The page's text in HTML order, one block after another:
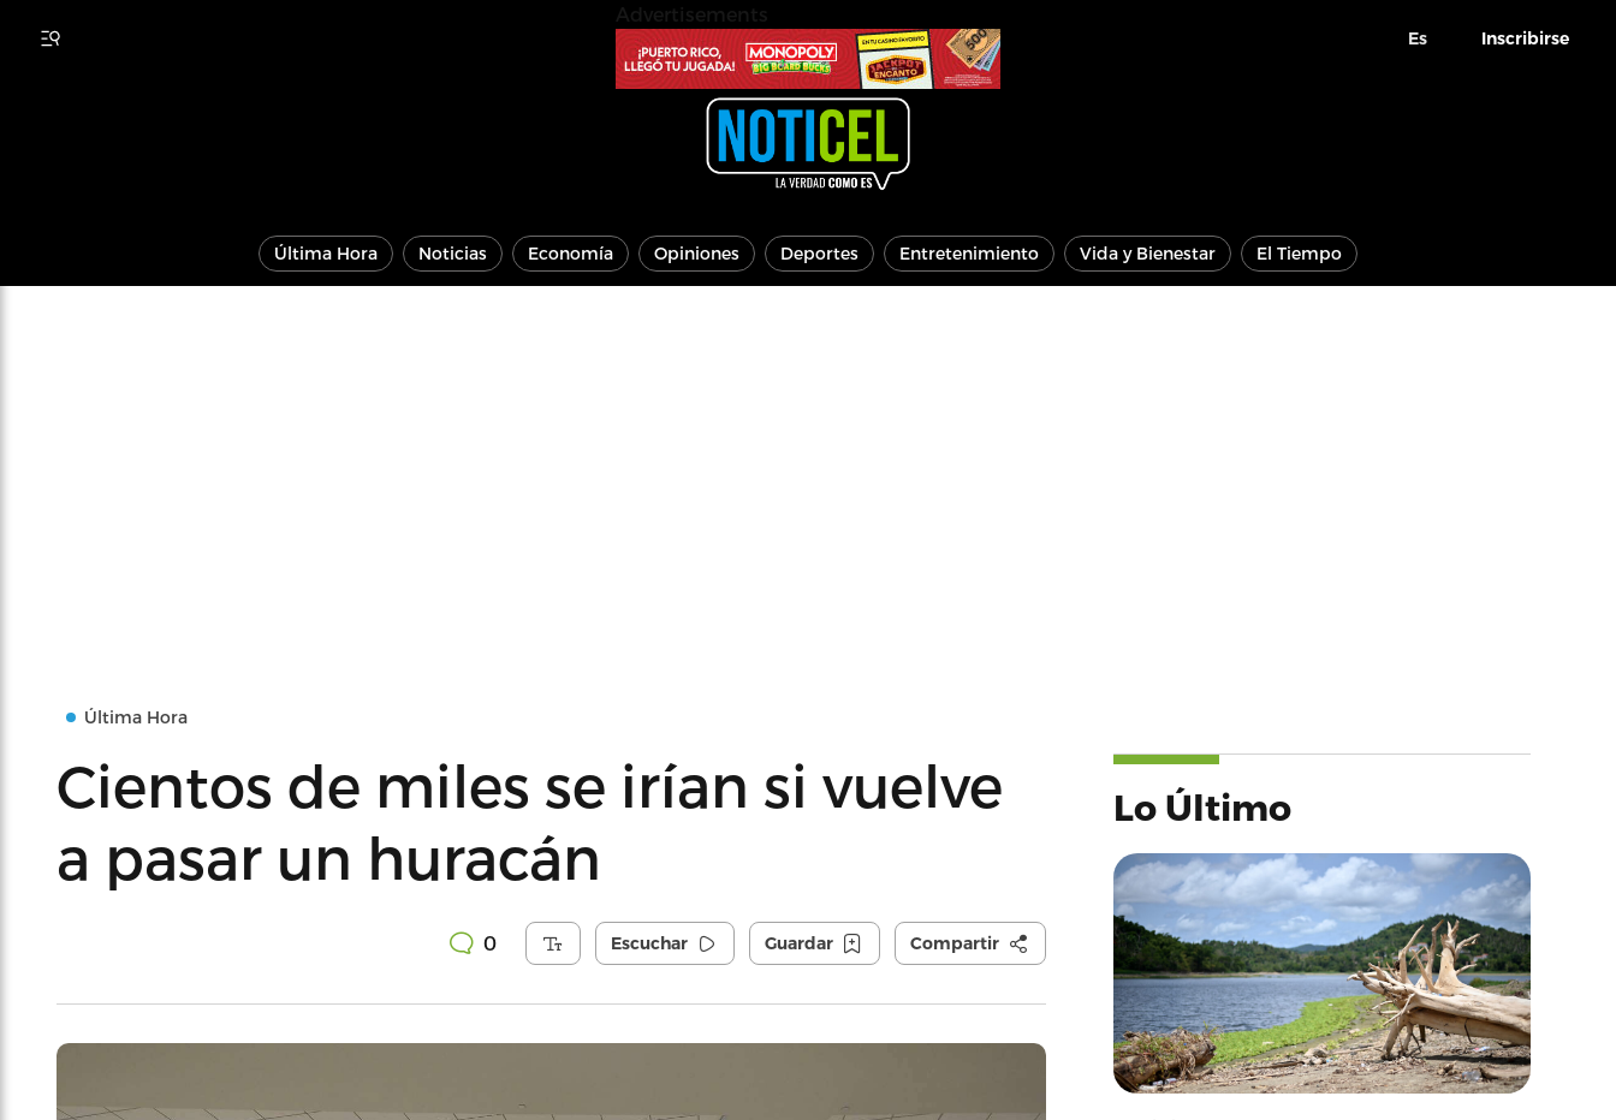
Es Inscribirse
Última Hora Noticias Economía Opiniones Deportes Entretenimiento Vida y Bienestar El Tiempo
Última Hora
Cientos de miles se irían si vuelve
a pasar un huracán
0 Escuchar Guardar Compartir
Lo Último